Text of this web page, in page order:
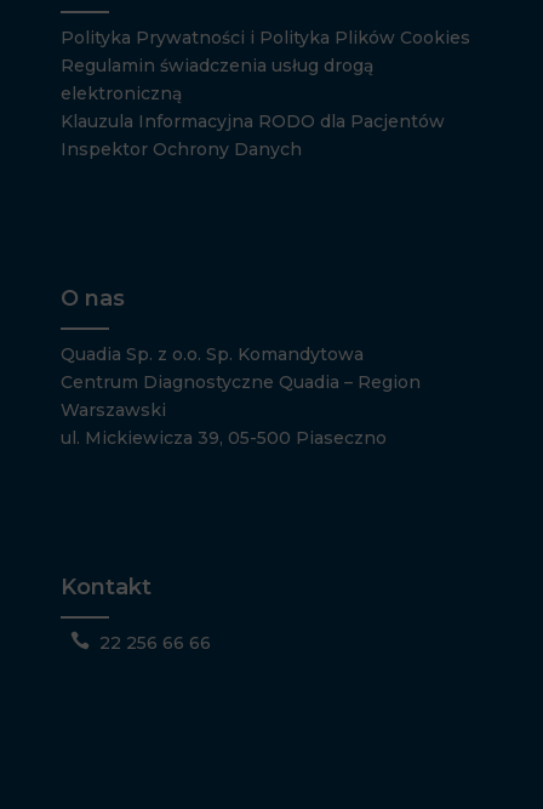
Polityka Prywatności i Polityka Plików Cookies
Regulamin świadczenia usług drogą
elektroniczną
Klauzula Informacyjna RODO dla Pacjentów
Inspektor Ochrony Danych
O nas
Quadia Sp. z o.o. Sp. Komandytowa
Centrum Diagnostyczne Quadia – Region
Warszawski
ul. Mickiewicza 39, 05-500 Piaseczno
Kontakt
 22 256 66 66